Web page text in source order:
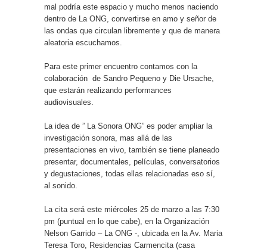
mal podría este espacio y mucho menos naciendo
dentro de La ONG, convertirse en amo y señor de
las ondas que circulan libremente y que de manera
aleatoria escuchamos.
Para este primer encuentro contamos con la
colaboración de Sandro Pequeno y Die Ursache,
que estarán realizando performances
audiovisuales.
La idea de ” La Sonora ONG” es poder ampliar la
investigación sonora, mas allá de las
presentaciones en vivo, también se tiene planeado
presentar, documentales, películas, conversatorios
y degustaciones, todas ellas relacionadas eso sí,
al sonido.
La cita será este miércoles 25 de marzo a las 7:30
pm (puntual en lo que cabe), en la Organización
Nelson Garrido – La ONG -, ubicada en la Av. Maria
Teresa Toro, Residencias Carmencita (casa